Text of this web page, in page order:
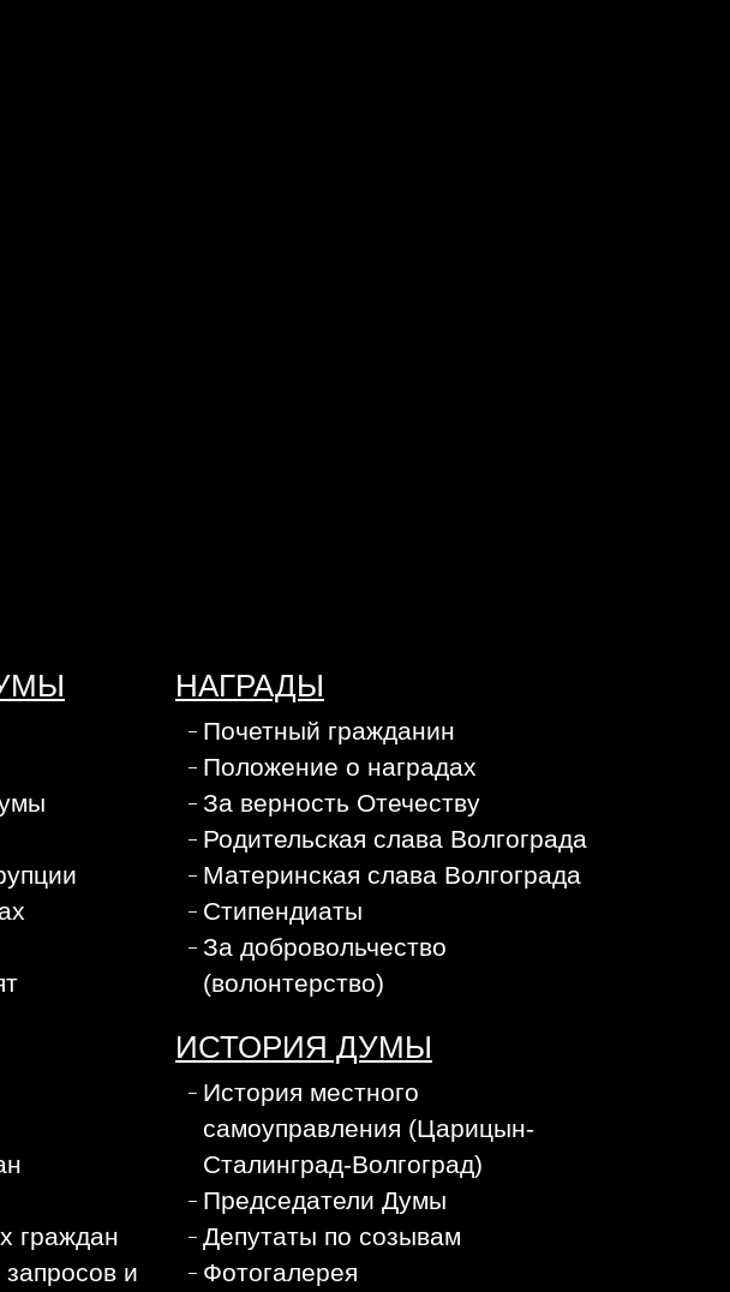
граждан
и
НАГРАДЫ
Почетный гражданин
Положение о наградах
За верность Отечеству
Родительская слава Волгограда
Материнская слава Волгограда
Стипендиаты
За добровольчество
(волонтерство)
ИСТОРИЯ ДУМЫ
История местного
самоуправления (Царицын-
Сталинград-Волгоград)
Председатели Думы
Депутаты по созывам
Фотогалерея